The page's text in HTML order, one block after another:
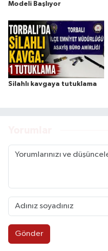
Modeli Başlıyor
Silahlı kavgaya tutuklama
Gönder